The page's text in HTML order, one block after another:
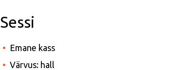
Sessi
Emane kass
Värvus: hall